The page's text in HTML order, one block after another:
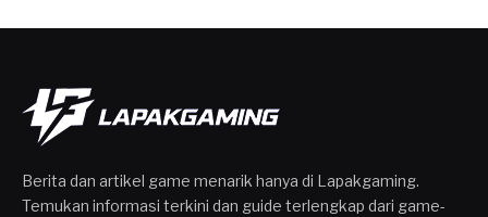
Berita dan artikel game menarik hanya di Lapakgaming.
Temukan informasi terkini dan guide terlengkap dari game-